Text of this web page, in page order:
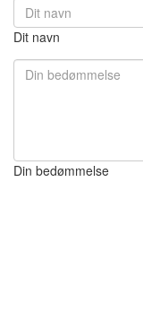
Dit navn
Din bedømmelse